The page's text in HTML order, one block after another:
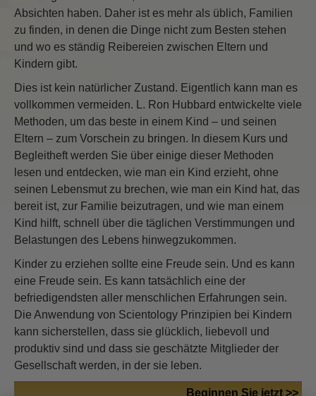
Absichten haben. Daher ist es mehr als üblich, Familien
zu finden, in denen die Dinge nicht zum Besten stehen
und wo es ständig Reibereien zwischen Eltern und
Kindern gibt.
Dies ist kein natürlicher Zustand. Eigentlich kann man es
vollkommen vermeiden. L. Ron Hubbard entwickelte viele
Methoden, um das beste in einem Kind – und seinen
Eltern – zum Vorschein zu bringen. In diesem Kurs und
Begleitheft werden Sie über einige dieser Methoden
lesen und entdecken, wie man ein Kind erzieht, ohne
seinen Lebensmut zu brechen, wie man ein Kind hat, das
bereit ist, zur Familie beizutragen, und wie man einem
Kind hilft, schnell über die täglichen Verstimmungen und
Belastungen des Lebens hinwegzukommen.
Kinder zu erziehen sollte eine Freude sein. Und es kann
eine Freude sein. Es kann tatsächlich eine der
befriedigendsten aller menschlichen Erfahrungen sein.
Die Anwendung von Scientology Prinzipien bei Kindern
kann sicherstellen, dass sie glücklich, liebevoll und
produktiv sind und dass sie geschätzte Mitglieder der
Gesellschaft werden, in der sie leben.
Beginnen Sie jetzt >>